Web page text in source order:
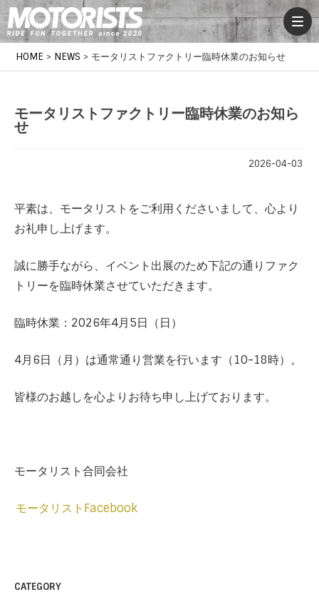
HOME > NEWS > モータリストファクトリー臨時休業のお知らせ
モータリストファクトリー臨時休業のお知ら
せ
2026-04-03
平素は、モータリストをご利用くださいまして、心より
お礼申し上げます。
誠に勝手ながら、イベント出展のため下記の通りファク
トリーを臨時休業させていただきます。
臨時休業：2026年4月5日（日）
4月6日（月）は通常通り営業を行います（10-18時）。
皆様のお越しを心よりお待ち申し上げております。
モータリスト合同会社
モータリストFacebook
CATEGORY